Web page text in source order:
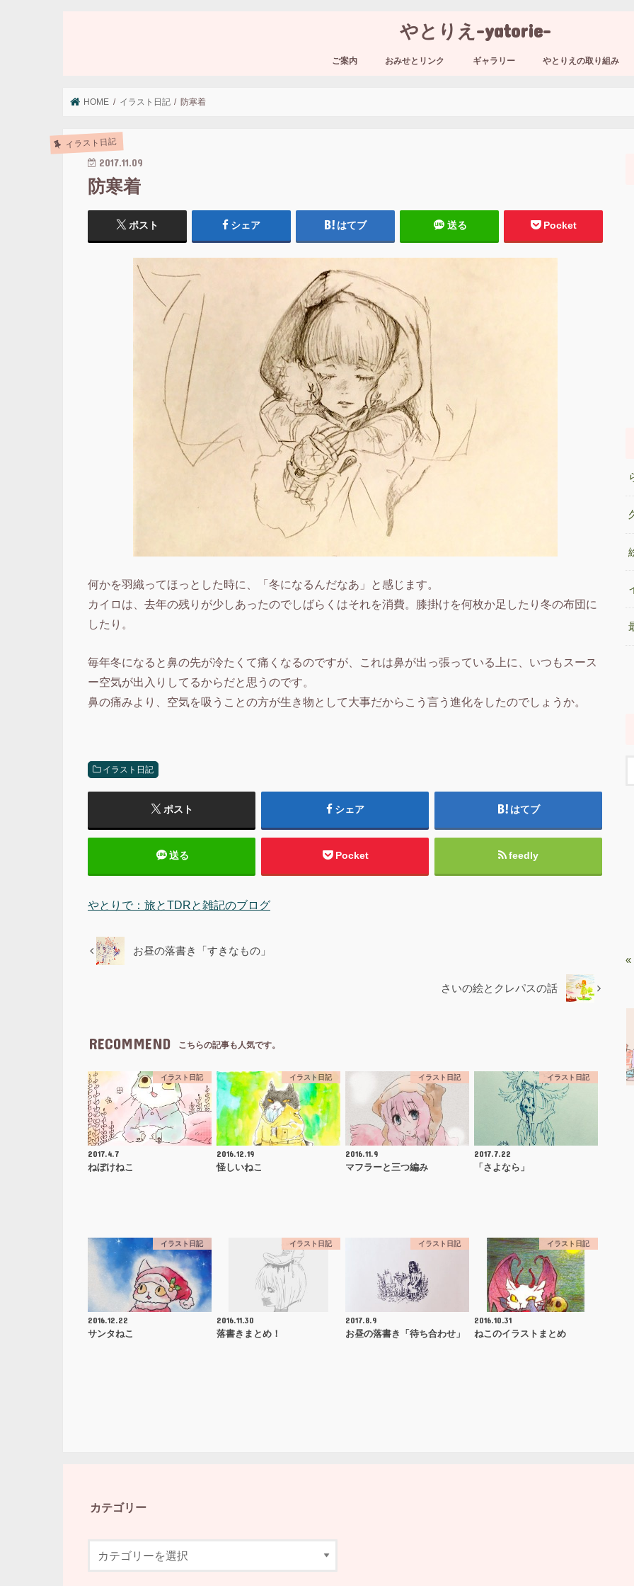
やとりえ-yatorie-
ご案内 おみせとリンク ギャラリー やとりえの取り組み
HOME イラスト日記 防寒着
イラスト日記
2017.11.09
防寒着
ポスト シェア はてブ 送る Pocket
何かを羽織ってほっとした時に、「冬になるんだなあ」と感じます。
カイロは、去年の残りが少しあったのでしばらくはそれを消費。膝掛けを何枚か足したり冬の布団に
したり。
毎年冬になると鼻の先が冷たくて痛くなるのですが、これは鼻が出っ張っている上に、いつもスース
ー空気が出入りしてるからだと思うのです。
鼻の痛みより、空気を吸うことの方が生き物として大事だからこう言う進化をしたのでしょうか。
イラスト日記
ポスト シェア はてブ
送る Pocket feedly
やとりで：旅とTDRと雑記のブログ
お昼の落書き「すきなもの」
さいの絵とクレパスの話
RECOMMEND こちらの記事も人気です。
イラスト日記
2017.4.7
ねぼけねこ
イラスト日記
2016.12.19
怪しいねこ
イラスト日記
2016.11.9
マフラーと三つ編み
イラスト日記
2017.7.22
「さよなら」
イラスト日記
2016.12.22
サンタねこ
イラスト日記
2016.11.30
落書きまとめ！
イラスト日記
2017.8.9
お昼の落書き「待ち合わせ」
イラスト日記
2016.10.31
ねこのイラストまとめ
«
カテゴリー